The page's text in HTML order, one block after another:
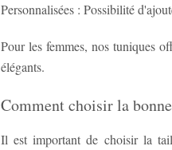
Personnalisées : Possibilité
Pour les femmes, nos tuniques
élégants.
Comment choisir la
Il est important de choisir la